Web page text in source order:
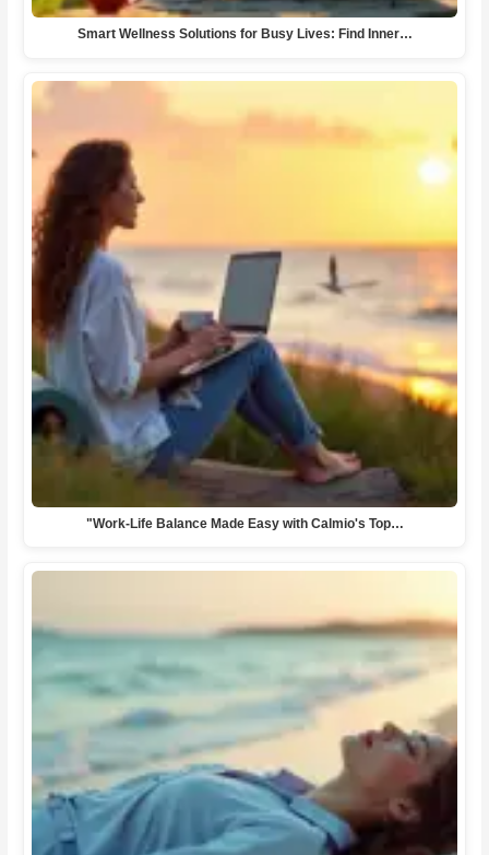
Smart Wellness Solutions for Busy Lives: Find Inner…
"Work-Life Balance Made Easy with Calmio's Top…